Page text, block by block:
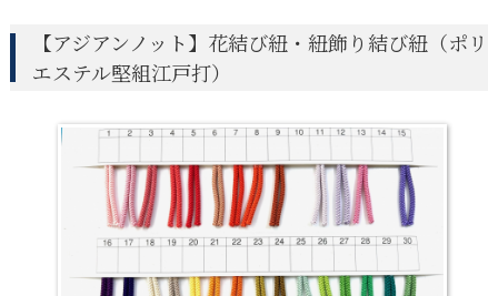
【アジアンノット】花結び紐・紐飾り結び紐（ポリ
エステル堅組江戸打）